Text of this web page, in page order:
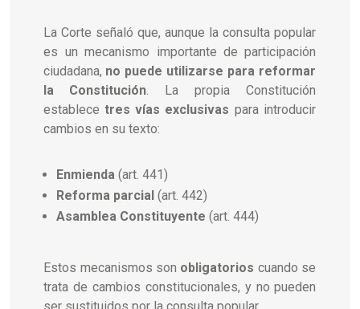
La Corte señaló que, aunque la consulta popular
es un mecanismo importante de participación
ciudadana, no puede utilizarse para reformar
la Constitución. La propia Constitución
establecetres vías exclusivas para introducir
cambios en su texto:
Enmienda (art. 441)
Reforma parcial (art. 442)
Asamblea Constituyente (art. 444)
Estos mecanismos son obligatorios cuando se
trata de cambios constitucionales, y no pueden